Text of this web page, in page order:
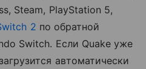
Steam, PlayStation 5,
2 по обратной
Switch. Если Quake уже
автоматически